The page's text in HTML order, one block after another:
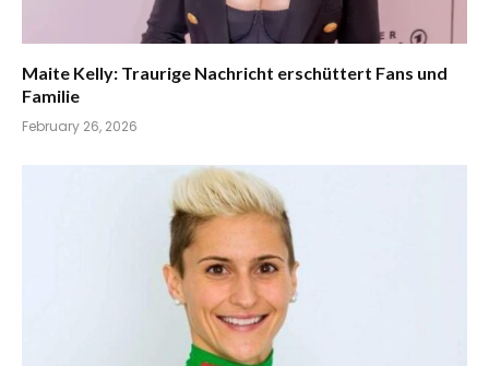
Maite Kelly: Traurige Nachricht erschüttert Fans und
Familie
February 26, 2026